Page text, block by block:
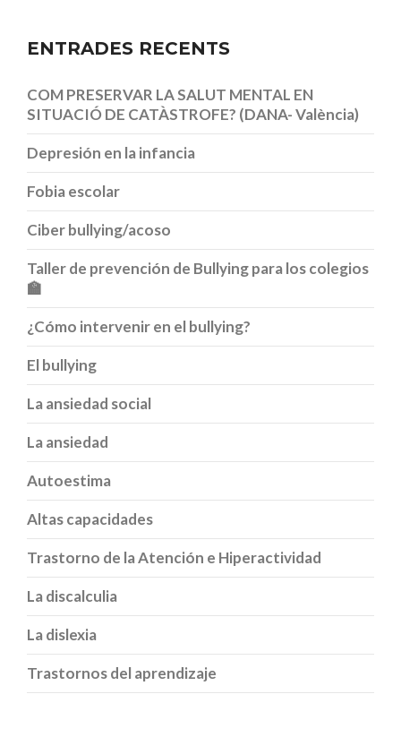
ENTRADES RECENTS
COM PRESERVAR LA SALUT MENTAL EN
SITUACIÓ DE CATÀSTROFE? (DANA- València)
Depresión en la infancia
Fobia escolar
Ciber bullying/acoso
Taller de prevención de Bullying para los colegios
🏫
¿Cómo intervenir en el bullying?
El bullying
La ansiedad social
La ansiedad
Autoestima
Altas capacidades
Trastorno de la Atención e Hiperactividad
La discalculia
La dislexia
Trastornos del aprendizaje